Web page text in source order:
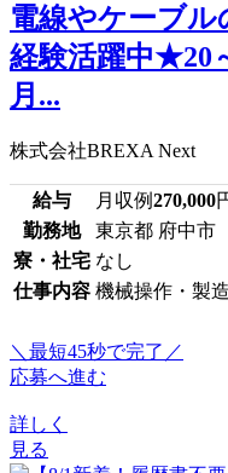
電線やケーブル
経験活躍中★20
月...
株式会社BREXA Next
給与 月収例270,000
勤務地
東京都 府中市
寮・社宅 なし
仕事内容 機械操作・製
＼最短45秒で完了／
応募へ進む
詳しく
見る